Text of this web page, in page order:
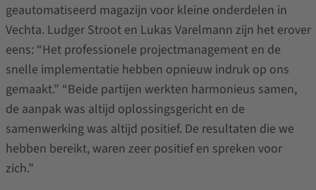
geautomatiseerd magazijn voor kleine onderdelen in
Vechta. Ludger Stroot en Lukas Varelmann zijn het erover
eens: “Het professionele projectmanagement en de
snelle implementatie hebben opnieuw indruk op ons
gemaakt.” “Beide partijen werkten harmonieus samen,
de aanpak was altijd oplossingsgericht en de
samenwerking was altijd positief. De resultaten die we
hebben bereikt, waren zeer positief en spreken voor
zich.”